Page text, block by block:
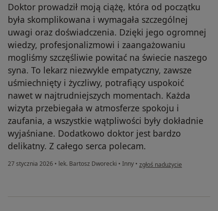
Doktor prowadził moją ciążę, która od początku
była skomplikowana i wymagała szczególnej
uwagi oraz doświadczenia. Dzięki jego ogromnej
wiedzy, profesjonalizmowi i zaangażowaniu
mogliśmy szczęśliwie powitać na świecie naszego
syna. To lekarz niezwykle empatyczny, zawsze
uśmiechnięty i życzliwy, potrafiący uspokoić
nawet w najtrudniejszych momentach. Każda
wizyta przebiegała w atmosferze spokoju i
zaufania, a wszystkie wątpliwości były dokładnie
wyjaśniane. Dodatkowo doktor jest bardzo
delikatny. Z całego serca polecam.
27 stycznia 2026 • lek. Bartosz Dworecki • Inny • w opinii użytkownika Ewelina
zgłoś nadużycie